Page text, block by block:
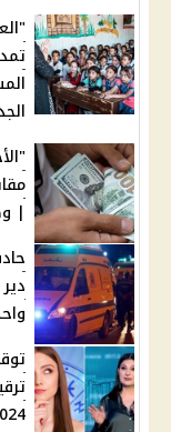
|
2024 - هل أنت من